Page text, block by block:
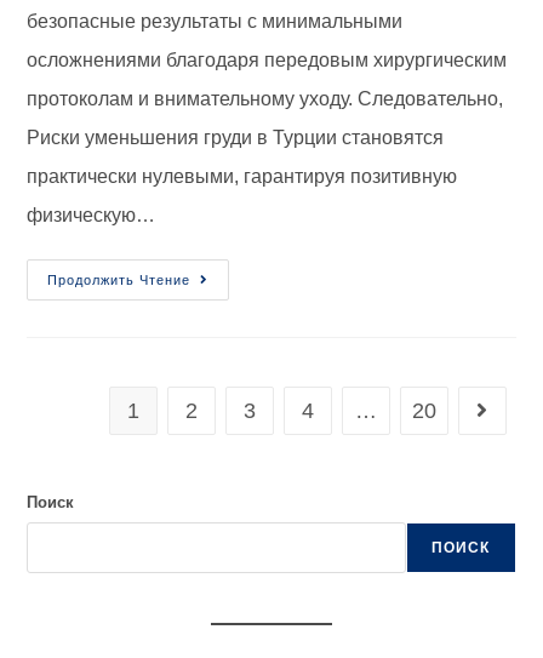
безопасные результаты с минимальными
осложнениями благодаря передовым хирургическим
протоколам и внимательному уходу. Следовательно,
Риски уменьшения груди в Турции становятся
практически нулевыми, гарантируя позитивную
физическую…
Продолжить Чтение
1 2 3 4 … 20
Поиск
ПОИСК